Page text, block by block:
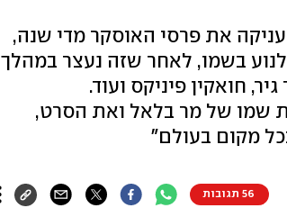
את פרסי האוסקר מדי שנה,
בשמו, לאחר שזה נעצר במהלך
חואקין פיניקס ועוד.
שמו של מר בלאל ואת הסרט,
מקום בעולם"
56 תגובות